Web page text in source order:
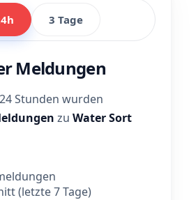
3 Tage
Meldungen
Stunden wurden
zu Water Sort
(letzte 7 Tage)